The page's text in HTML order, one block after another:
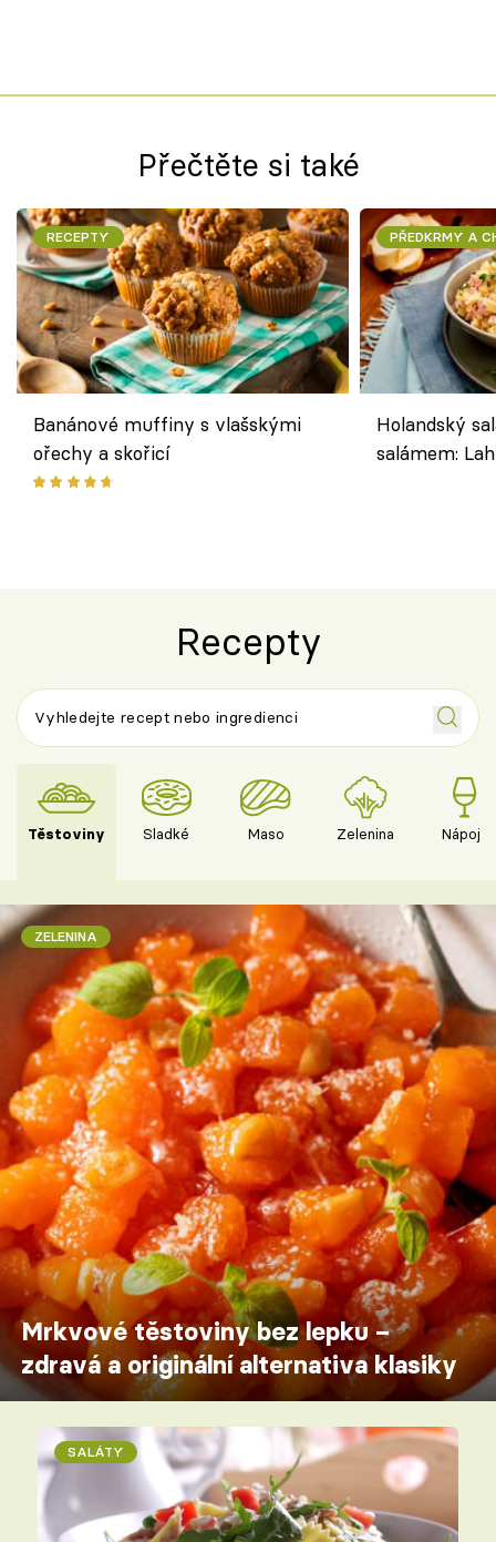
Přečtěte si také
RECEPTY
Banánové muffiny s vlašskými
ořechy a skořicí
PŘEDKRMY A
Holandský
salámem:
Recepty
Těstoviny Sladké Maso Zelenina Nápoje
ZELENINA
Mrkvové těstoviny bez lepku –
zdravá a originální alternativa klasiky
SALÁTY